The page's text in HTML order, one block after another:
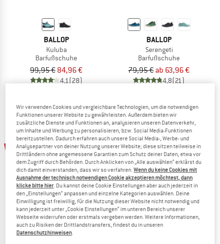
BALLOP
Kuluba
Barfußschuhe
99,95 € 84,96 €
4,1(28)
BALLOP
Serengeti
Barfußschuhe
79,95 € ab 63,96 €
4,8(21)
bis 30%
BALLOP
Corso
Barfußschuhe
bis 15%
BALLOP
Movel
Wir verwenden Cookies und vergleichbare Technologien, um die notwendigen
Funktionen unserer Website zu gewährleisten. Außerdem bieten wir
zusätzliche Dienste und Funktionen an, analysieren unseren Datenverkehr,
um Inhalte und Werbung zu personalisieren, bzw. Social Media-Funktionen
bereitzustellen. Dadurch erfahren auch unsere Social Media-, Werbe- und
Analysepartner von deiner Nutzung unserer Website; diese sitzen teilweise in
Drittländern ohne angemessene Garantien zum Schutz deiner Daten, etwa vor
dem Zugriff durch Behörden. Durch Anklicken von „Alle auswählen“ erklärst du
dich damit einverstanden, dass wir so verfahren.Wenn du keine Cookies mit
Ausnahme der technisch notwendigen Cookie akzeptieren möchtest, dann
klicke bitte hier. Du kannst deine Cookie Einstellungen aber auch jederzeit in
den „Einstellungen“ anpassen und einzelne Kategorien auswählen. Deine
Einwilligung ist freiwillig, für die Nutzung dieser Website nicht notwendig und
kann jederzeit unter „Cookie Einstellungen“ im unteren Bereich unserer
Webseite widerrufen oder erstmals vergeben werden. Weitere Informationen,
auch zu Risiken der Drittlandstransfers, findest du in unseren
Datenschutzhinweisen.